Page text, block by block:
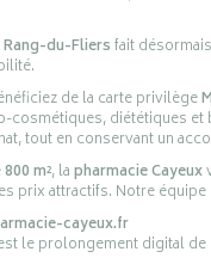
Rang-du-Fliersfait
de la carte privilège
diététiques
tout en conservant un
800 m², lapharmacie Cayeux
prix attractifs. Notre
cayeux.fr
le prolongement digital de